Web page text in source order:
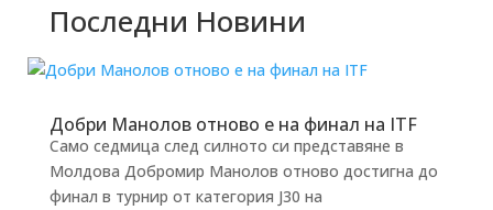
Последни Новини
Добри Манолов отново е на финал на ITF
Само седмица след силното си представяне в
Молдова Добромир Манолов отново достигна до
финал в турнир от категория J30 на